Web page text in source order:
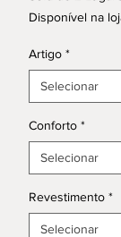
Disponível na
Artigo *
Selecionar
Conforto *
Selecionar
Revestimento *
Selecionar